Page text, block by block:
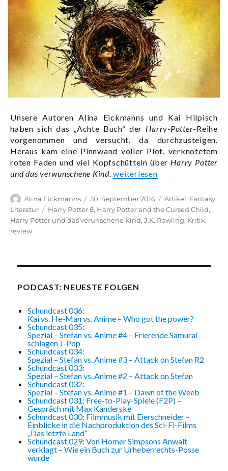
Unsere Autoren Alina Eickmanns und Kai Hilpisch
haben sich das „Achte Buch“ der Harry-Potter-Reihe
vorgenommen und versucht, da durchzusteigen.
Heraus kam eine Pinnwand voller Plot, verknotetem
roten Faden und viel Kopfschütteln über Harry Potter
und das verwunschene Kind.„Harry Potter und die
weiterlesen
Autor
Alina Eickmanns
Veröffentlicht
am
30. September 2016 Kategorien
Artikel, Fantasy,
Literatur
Schlagwörter
Harry Potter 8, Harry Potter and the Cursed Child,
Harry Potter und das verunschene Kind,J.K. Rowling, Kritik,
review
PODCAST: NEUESTE FOLGEN
Schundcast 036:
Kai vs. He-Man vs. Anime – Who got the power?
Schundcast 035:
Spezial – Stefan vs. Anime #4 – Frierende Samurai
schlagen J-Pop
Schundcast 034:
Spezial – Stefan vs. Anime #3 – Attack on Stefan R2
Schundcast 033:
Spezial – Stefan vs. Anime #2 – Attack on Stefan
Schundcast 032:
Spezial – Stefan vs. Anime #1 – Dawn of the Weeb
Schundcast 031: Free-to-Play-Spiele (F2P) –
Gespräch mit Max Kanderske
Schundcast 030: Filmmusik mit Eierschneider –
Einblicke in die Nachproduktion des Sci-Fi-Films
„Das letzte Land“
Schundcast 029: Von Homer Simpsons Anwalt
verklagt – Wie ein Buch zur Urheberrechts-Posse
wurde